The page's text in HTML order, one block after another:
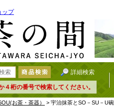
ップ
詳細検索
４桁の番号で検索してください。
お茶・茶器） > 宇治抹茶とSO－SU－U碗